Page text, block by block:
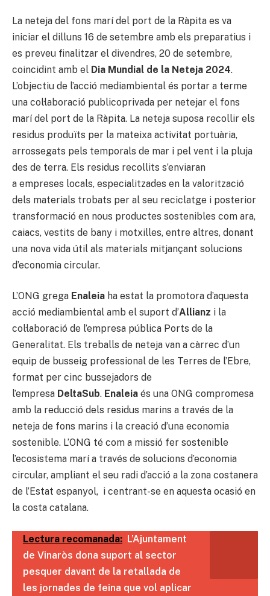
La neteja del fons marí del port de la Ràpita es va
iniciar el dilluns 16 de setembre amb els preparatius i
es preveu finalitzar el divendres, 20 de setembre,
coincidint amb el Dia Mundial de la Neteja 2024.
L’objectiu de l’acció mediambiental és portar a terme
una col·laboració publicoprivada per netejar el fons
marí del port de la Ràpita. La neteja suposa recollir els
residus produïts per la mateixa activitat portuària,
arrossegats pels temporals de mar i pel vent i la pluja
des de terra. Els residus recollits s’enviaran
a empreses locals, especialitzades en la valorització
dels materials trobats per al seu reciclatge i posterior
transformació en nous productes sostenibles com ara,
caiacs, vestits de bany i motxilles, entre altres, donant
una nova vida útil als materials mitjançant solucions
d’economia circular.
L’ONG grega Enaleia ha estat la promotora d’aquesta
acció mediambiental amb el suport d’Allianz i la
col·laboració de l’empresa pública Ports de la
Generalitat. Els treballs de neteja van a càrrec d’un
equip de busseig professional de les Terres de l’Ebre,
format per cinc bussejadors de
l’empresa DeltaSub. Enaleia és una ONG compromesa
amb la reducció dels residus marins a través de la
neteja de fons marins i la creació d’una economia
sostenible. L’ONG té com a missió fer sostenible
l’ecosistema marí a través de solucions d’economia
circular, ampliant el seu radi d’acció a la zona costanera
de l’Estat espanyol, i centrant-se en aquesta ocasió en
la costa catalana.
Lectura recomanada: L’Ajuntament
de Vinaròs dona suport al sector
pesquer davant de la retallada de
les jornades de feina que vol aplicar